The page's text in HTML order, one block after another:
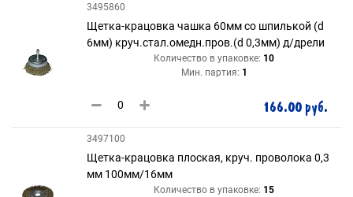
3495860
Щетка-крацовка чашка 60мм со шпилькой (d
6мм) круч.стал.омедн.пров.(d 0,3мм) д/дрели
Количество в упаковке: 10
Мин. партия: 1
166.00 руб.
3497100
Щетка-крацовка плоская, круч. проволока 0,3
мм 100мм/16мм
Количество в упаковке: 15